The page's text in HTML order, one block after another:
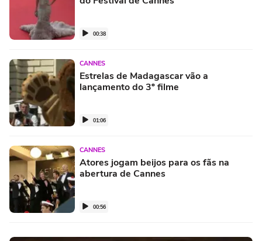
00:38
CANNES
Estrelas de Madagascar vão a
lançamento do 3º filme
01:06
CANNES
Atores jogam beijos para os fãs na
abertura de Cannes
00:56